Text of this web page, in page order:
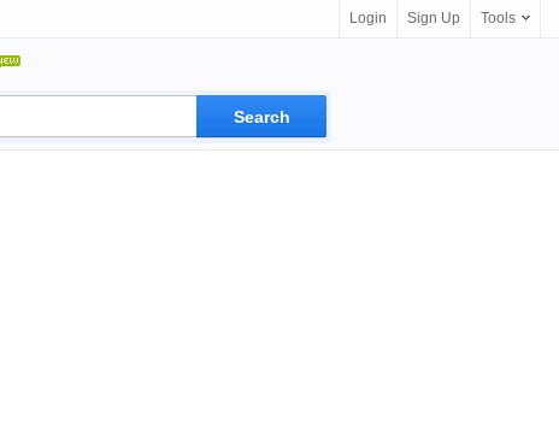
Login Sign Up Tools